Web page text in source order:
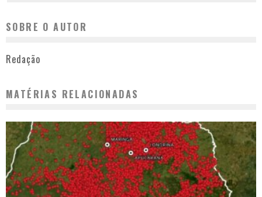
SOBRE O AUTOR
Redação
MATÉRIAS RELACIONADAS